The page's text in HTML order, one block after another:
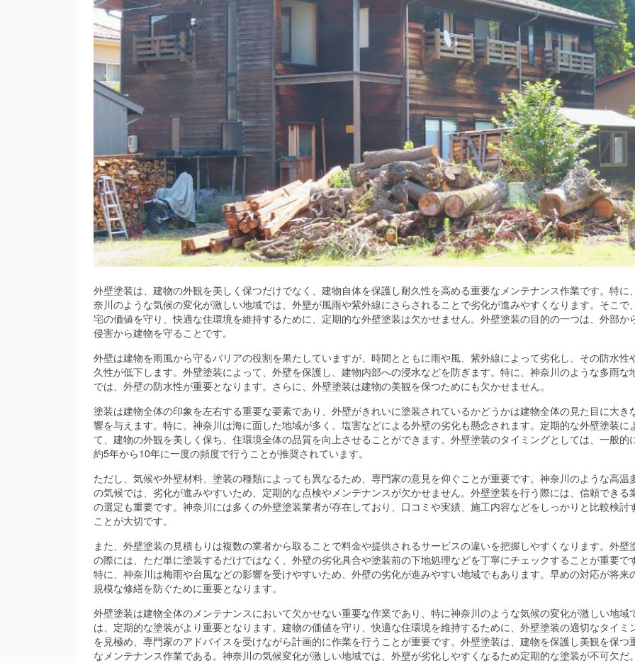
外壁塗装は、建物の外観を美しく保つだけでなく、建物自体を保護し耐久性を高める重要なメンテナンス作業です。 特に
奈川のような気候の変化が激しい地域では、外壁が風雨や紫外線にさらされることで劣化が進みやすくなります。そこで
宅の価値を守り、快適な住環境を維持するために、定期的な外壁塗装は欠かせません。外壁塗装の目的の一つは、外部か
侵害から建物を守ることです。
外壁は建物を雨風から守るバリアの役割を果たしていますが、時間とともに雨や風、紫外線によって劣化し、その防水性
久性が低下します。外壁塗装によって、外壁を保護し、建物内部への浸水などを防ぎます。特に、神奈川のような多雨な
では、外壁の防水性が重要となります。さらに、外壁塗装は建物の美観を保つためにも欠かせません。
塗装は建物全体の印象を左右する重要な要素であり、外壁がきれいに塗装されているかどうかは建物全体の見た目に大き
響を与えます。特に、神奈川は海に面した地域が多く、塩害などによる外壁の劣化も懸念されます。定期的な外壁塗装に
て、建物の外観を美しく保ち、住環境全体の品質を向上させることができます。外壁塗装のタイミングとしては、一般的
約5年から10年に一度の頻度で行うことが推奨されています。
ただし、気候や外壁材料、塗装の種類によっても異なるため、専門家の意見を仰ぐことが重要です。神奈川のような高温
の気候では、劣化が進みやすいため、定期的な点検やメンテナンスが欠かせません。外壁塗装を行う際には、信頼できる
の選定も重要です。神奈川には多くの外壁塗装業者が存在しており、口コミや実績、施工内容などをしっかりと比較検討
ことが大切です。
また、外壁塗装の見積もりは複数の業者から取ることで料金や提供されるサービスの違いを把握しやすくなります。外壁
の際には、ただ単に塗装するだけではなく、外壁の劣化具合や塗装前の下地処理などを丁寧にチェックすることが重要です
特に、神奈川は梅雨や台風などの影響を受けやすいため、外壁の劣化が進みやすい地域でもあります。早めの対応が将来
規模な修繕を防ぐために重要となります。
外壁塗装は建物全体のメンテナンスにおいて欠かせない重要な作業であり、特に神奈川のような気候の変化が激しい地域
は、定期的な塗装がより重要となります。建物の価値を守り、快適な住環境を維持するために、外壁塗装の適切なタイミ
を見極め、専門家のアドバイスを受けながら計画的に作業を行うことが重要です。外壁塗装は、建物を保護し美観を保つ
なメンテナンス作業である。神奈川の気候変化が激しい地域では、外壁が劣化しやすくなるため定期的な塗装が不可欠だ。